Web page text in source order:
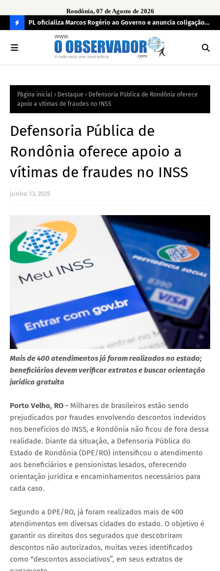
Rondônia, 07 de Agosto de 2026
O
R
PL oficializa Marcos Rogério ao Governo e anuncia coligação
com cinco partidos em Rondônia
Página inicial Destaque
Defensoria Pública de Rondônia oferece
apoio a vítimas de fraudes no INSS
Defensoria Pública de
Rondônia oferece apoio a
vítimas de fraudes no INSS
junho 13, 2025
Mais de 400 atendimentos já foram realizados no estado;
beneficiários devem verificar extratos e buscar orientação
jurídica gratuita
Porto Velho, RO - Milhares de brasileiros estão sendo
prejudicados por fraudes envolvendo descontos indevidos
nos benefícios do INSS, e Rondônia não ficou de fora dessa
realidade. Diante da situação, a Defensoria Pública do
Estado de Rondônia (DPE/RO) intensificou o atendimento
aos beneficiários e pensionistas lesados, oferecendo
orientação jurídica e encaminhamentos necessários para
cada caso.
Segundo a DPE/RO, já foram realizados mais de 400
atendimentos em diversas cidades do estado. O objetivo é
garantir os direitos dos segurados que descobriram
descontos não autorizados, muitas vezes identificados
como “descontos associativos”, em seus extratos de